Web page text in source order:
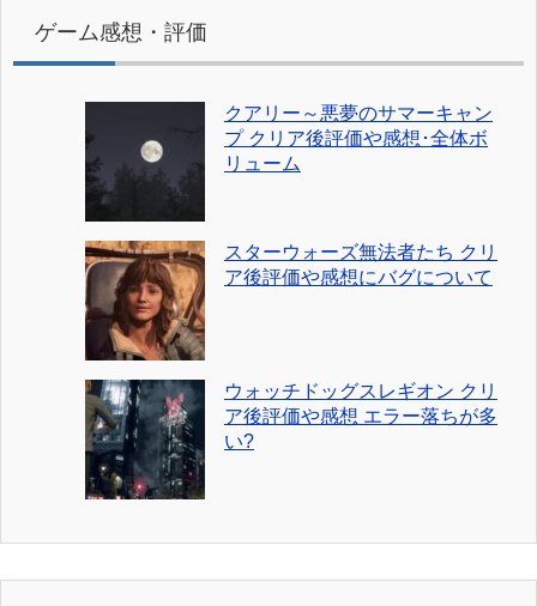
ゲーム感想・評価
クアリー～悪夢のサマーキャン
プ クリア後評価や感想･全体ボ
リューム
スターウォーズ無法者たち クリ
ア後評価や感想にバグについて
ウォッチドッグスレギオン クリ
ア後評価や感想 エラー落ちが多
い?